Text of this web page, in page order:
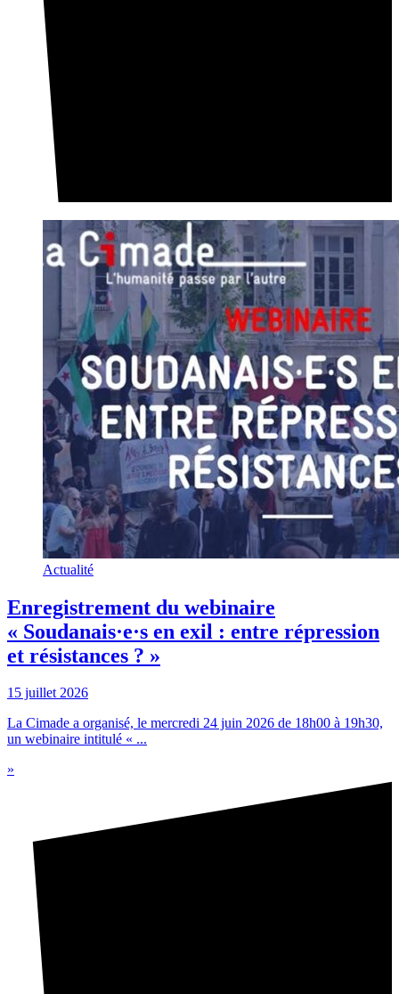
Actualité
Enregistrement du webinaire
« Soudanais·e·s en exil : entre répression
et résistances ? »
15 juillet 2026
La Cimade a organisé, le mercredi 24 juin 2026 de 18h00 à 19h30,
un webinaire intitulé « ...
»